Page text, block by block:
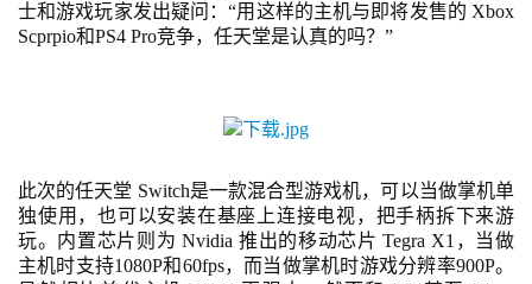
士和游戏玩家发出疑问：“用这样的主机与即将发售的 Xbox
Scprpio和PS4 Pro竞争，任天堂是认真的吗？”
此次的任天堂 Switch是一款混合型游戏机，可以当做掌机单
独使用，也可以安装在基座上连接电视，把手柄拆下来游
玩。内置芯片则为 Nvidia 推出的移动芯片 Tegra X1，当做
主机时支持1080P和60fps，而当做掌机时游戏分辨率900P。